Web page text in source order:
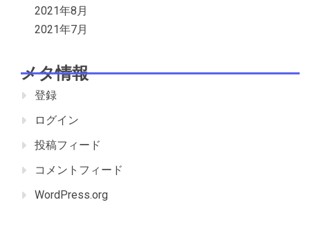
2021年8月
2021年7月
メタ情報
登録
ログイン
投稿フィード
コメントフィード
WordPress.org